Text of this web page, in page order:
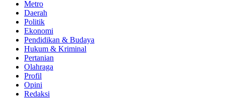
Metro
Daerah
Politik
Ekonomi
Pendidikan & Budaya
Hukum & Kriminal
Pertanian
Olahraga
Profil
Opini
Redaksi